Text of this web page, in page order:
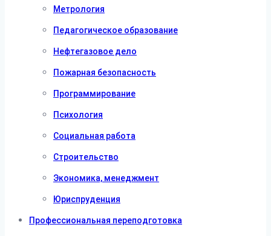
Метрология
Педагогическое образование
Нефтегазовое дело
Пожарная безопасность
Программирование
Психология
Социальная работа
Строительство
Экономика, менеджмент
Юриспруденция
Профессиональная переподготовка